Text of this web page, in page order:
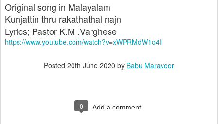
Original song in Malayalam
Kunjattin thru rakathathal najn
Lyrics; Pastor K.M .Varghese
https://www.youtube.com/watch?v=xWPRMdW1o4I
Posted 20th June 2020 by Babu Maravoor
0 Add a comment